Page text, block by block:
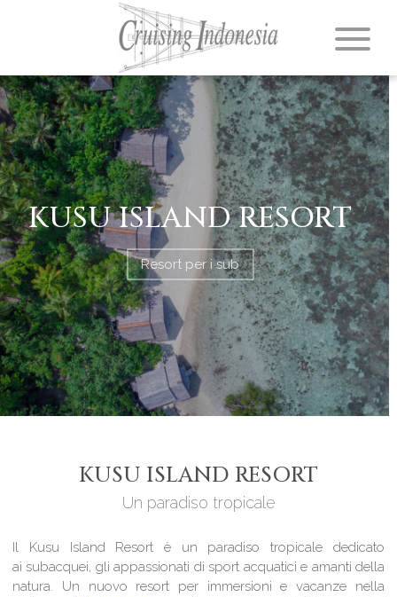
KUSU ISLAND RESORT
Resort per i sub
KUSU ISLAND RESORT
Un paradiso tropicale
Il Kusu Island Resort è un paradiso tropicale dedicato
ai subacquei, gli appassionati di sport acquatici e amanti della
natura. Un nuovo resort per immersioni e vacanze nella